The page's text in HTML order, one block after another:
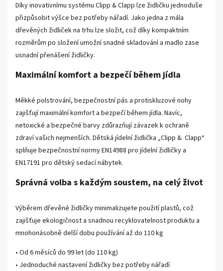
Díky inovativnímu systému Clipp & Clapp lze židličku jednoduše
přizpůsobit výšce bez potřeby nářadí. Jako jedna z mála
dřevěných židliček na trhu lze složit, což díky kompaktním
rozměrům po složení umožní snadné skladování a madlo zase
usnadní přenášení židličky.
Maximální komfort a bezpečí během jídla
Měkké polstrování, bezpečnostní pás a protiskluzové nohy
zajišťují maximální komfort a bezpečí během jídla. Navíc,
netoxické a bezpečné barvy zdůrazňují závazek k ochraně
zdraví vašich nejmenších. Dětská jídelní židlička „Clipp & Clapp“
splňuje bezpečnostní normy EN14988 pro jídelní židličky a
EN17191 pro dětský sedací nábytek.
Správná volba s každým soustem, na celý život
Výběrem dřevěné židličky minimalizujete použití plastů, což
zajišťuje ekologičnost a snadnou recyklovatelnost produktu a
mnohonásobně delší dobu používání až do 110 kg
• Od 6 měsíců do 99 let (do 110 kg)
• Jednoduché nastavení židličky bez potřeby nářadí